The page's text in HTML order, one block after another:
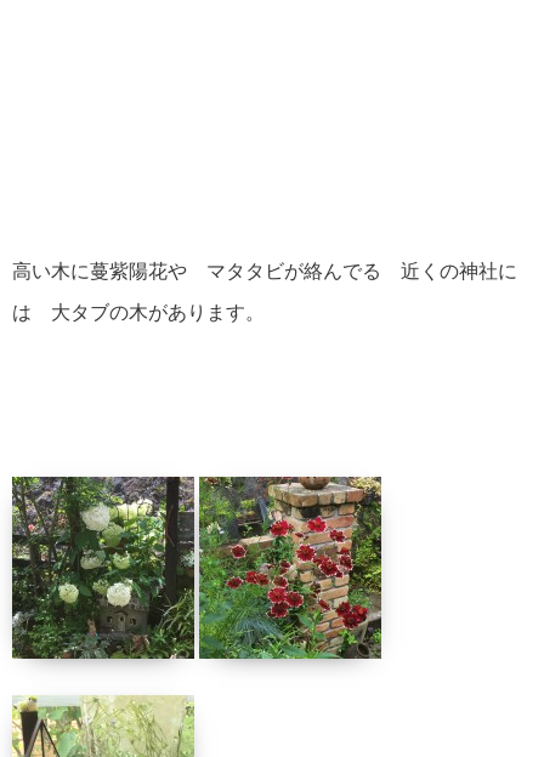
高い木に蔓紫陽花や マタタビが絡んでる 近くの神社に
は 大タブの木があります。